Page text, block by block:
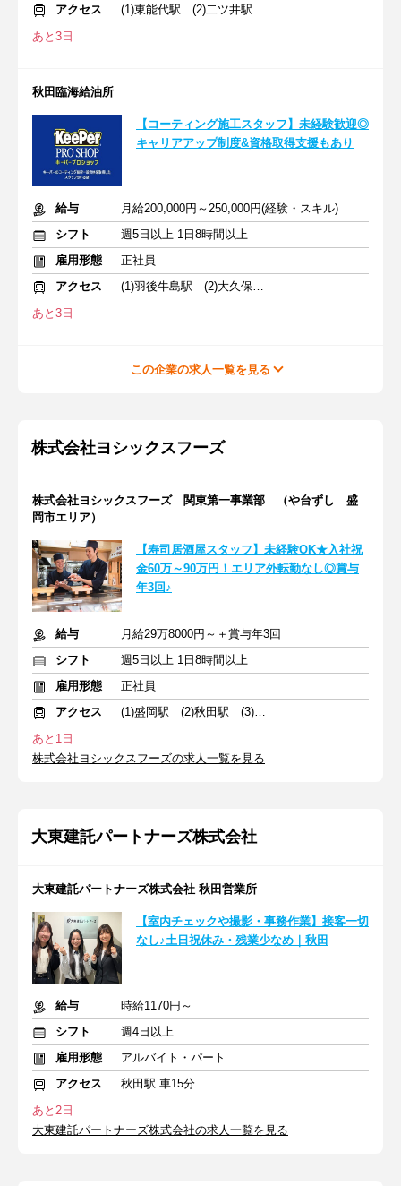
アクセス
(1)東能代駅 (2)二ツ井駅
あと3日
秋田臨海給油所
【コーティング施工スタッフ】未経験歓迎◎
キャリアアップ制度&資格取得支援もあり
給与
月給200,000円～250,000円(経験・スキル)
シフト
週5日以上 1日8時間以上
雇用形態
正社員
アクセス
(1)羽後牛島駅 (2)大久保駅 (3)四ツ小屋駅
あと3日
この企業の求人一覧を見る
株式会社ヨシックスフーズ
株式会社ヨシックスフーズ 関東第一事業部 （や台ずし 盛
岡市エリア）
【寿司居酒屋スタッフ】未経験OK★入社祝
金60万～90万円！エリア外転勤なし◎賞与
年3回♪
給与
月給29万8000円～＋賞与年3回
シフト
週5日以上 1日8時間以上
雇用形態
正社員
アクセス
(1)盛岡駅 (2)秋田駅 (3)羽後牛島駅
あと1日
株式会社ヨシックスフーズの求人一覧を見る
大東建託パートナーズ株式会社
大東建託パートナーズ株式会社 秋田営業所
【室内チェックや撮影・事務作業】接客一切
なし♪土日祝休み・残業少なめ｜秋田
給与
時給1170円～
シフト
週4日以上
雇用形態
アルバイト・パート
アクセス
秋田駅 車15分
あと2日
大東建託パートナーズ株式会社の求人一覧を見る